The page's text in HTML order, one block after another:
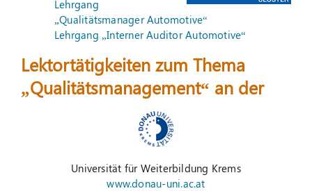
Lehrgang
„Qualitätsmanager Automotive“
Lehrgang „Interner Auditor Automotive“
Lektortätigkeiten zum Thema
„Qualitätsmanagement“ an der
Universität für Weiterbildung Krems
www.donau-uni.ac.at